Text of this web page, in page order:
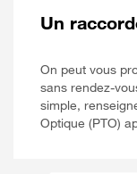
Un
On peut vous
sans rendez-
simple,
Optique (PTO)